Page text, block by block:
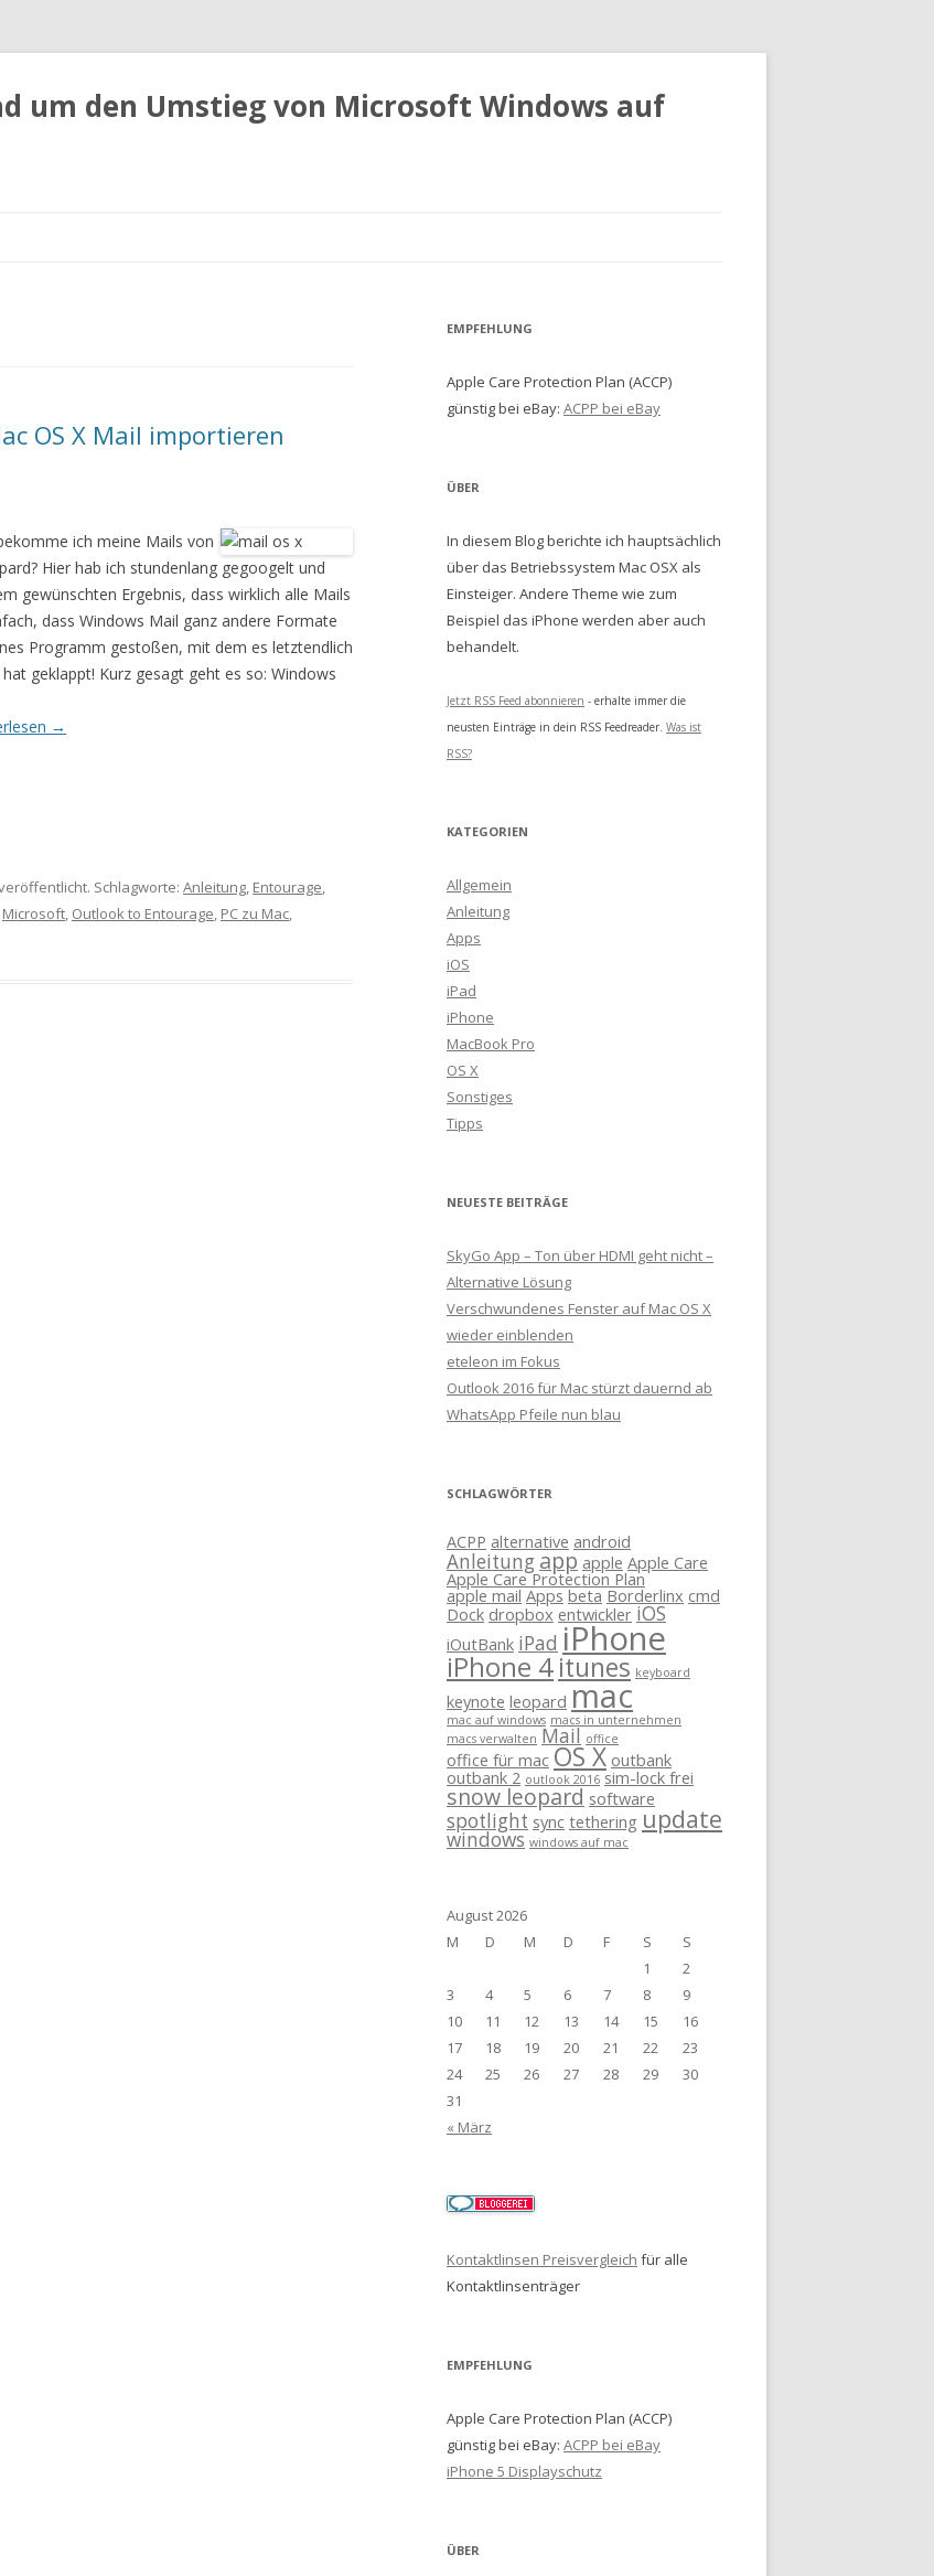
um den Umstieg von Microsoft Windows auf
OS X Mail importieren
ich meine Mails von
Hier hab ich stundenlang gegoogelt und
gewünschten Ergebnis, dass wirklich alle Mails
dass Windows Mail ganz andere Formate
Programm gestoßen, mit dem es letztendlich
geklappt! Kurz gesagt geht es so: Windows
→
Schlagworte: Anleitung, Entourage,
Microsoft, Outlook to Entourage, PC zu Mac,
EMPFEHLUNG
Apple Care Protection Plan (ACCP)
günstig bei eBay: ACPP bei eBay
ÜBER
In diesem Blog berichte ich hauptsächlich
über das Betriebssystem Mac OSX als
Einsteiger. Andere Theme wie zum
Beispiel das iPhone werden aber auch
behandelt.
Jetzt RSS Feed abonnieren - erhalte immer die
neusten Einträge in dein RSS Feedreader. Was ist
RSS?
KATEGORIEN
Allgemein
Anleitung
Apps
iOS
iPad
iPhone
MacBook Pro
OS X
Sonstiges
Tipps
NEUESTE BEITRÄGE
SkyGo App – Ton über HDMI geht nicht –
Alternative Lösung
Verschwundenes Fenster auf Mac OS X
wieder einblenden
eteleon im Fokus
Outlook 2016 für Mac stürzt dauernd ab
WhatsApp Pfeile nun blau
SCHLAGWÖRTER
ACPP alternative android
Anleitung app apple Apple Care
Apple Care Protection Plan
apple mail Apps beta Borderlinx cmd
Dock dropbox entwickler iOS
iOutBank iPad iPhone
iPhone 4itunes keyboard
keynote leopard mac
mac auf windows macs in unternehmen
macs verwalten Mail office
office für mac OS X outbank
outbank 2 outlook 2016 sim-lock frei
snow leopard software
spotlight sync tethering update
windows windows auf mac
August 2026
M
D M D F S
S
1
2
3
4 5 6 7 8
9
10
11 12 13 14 15
16
17
18 19 20 21 22
23
24
25 26 27 28 29
30
31
« März
Kontaktlinsen Preisvergleich für alle
Kontaktlinsenträger
EMPFEHLUNG
Apple Care Protection Plan (ACCP)
günstig bei eBay: ACPP bei eBay
iPhone 5 Displayschutz
ÜBER